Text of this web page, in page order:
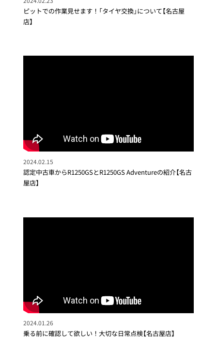
ピットでの作業見せます！「タイヤ交換」について【名古屋
店】
認定中古車からR1250GSとR1250GS Adventureの紹介【名古
屋店】
2024.02.15
乗る前に確認して欲しい！大切な日常点検【名古屋店】
2024.01.26